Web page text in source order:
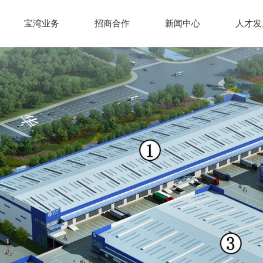
宝湾业务 招商合作 新闻中心 人才